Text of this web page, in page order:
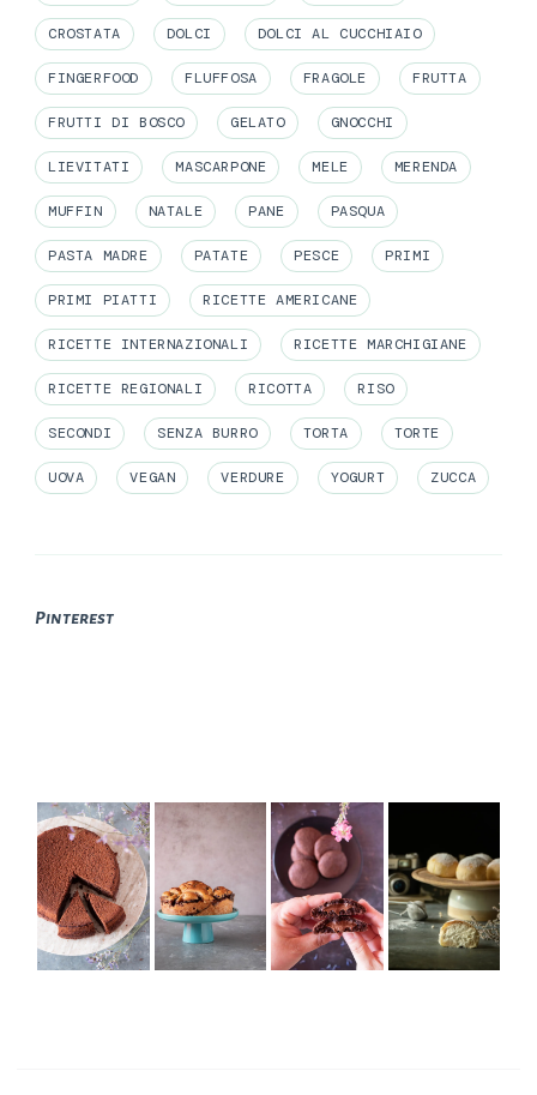
CROSTATA DOLCI DOLCI AL CUCCHIAIO
FINGERFOOD FLUFFOSA FRAGOLE FRUTTA
FRUTTI DI BOSCO GELATO GNOCCHI
LIEVITATI MASCARPONE MELE MERENDA
MUFFIN NATALE PANE PASQUA
PASTA MADRE PATATE PESCE PRIMI
PRIMI PIATTI RICETTE AMERICANE
RICETTE INTERNAZIONALI RICETTE MARCHIGIANE
RICETTE REGIONALI RICOTTA RISO
SECONDI SENZA BURRO TORTA TORTE
UOVA VEGAN VERDURE YOGURT ZUCCA
Pinterest